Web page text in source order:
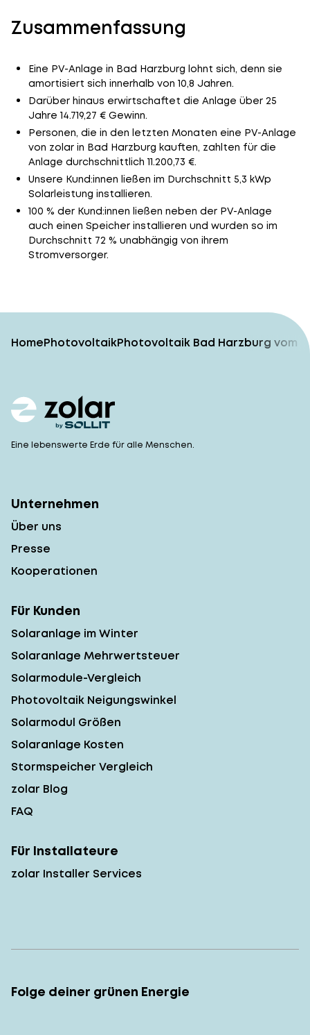
Zusammenfassung
Eine PV-Anlage in Bad Harzburg lohnt sich, denn sie
amortisiert sich innerhalb von 10,8 Jahren.
Darüber hinaus erwirtschaftet die Anlage über 25
Jahre 14.719,27 € Gewinn.
Personen, die in den letzten Monaten eine PV-Anlage
von zolar in Bad Harzburg kauften, zahlten für die
Anlage durchschnittlich 11.200,73 €.
Unsere Kund:innen ließen im Durchschnitt 5,3 kWp
Solarleistung installieren.
100 % der Kund:innen ließen neben der PV-Anlage
auch einen Speicher installieren und wurden so im
Durchschnitt 72 % unabhängig von ihrem
Stromversorger.
HomePhotovoltaikPhotovoltaik Bad Harzburg vom
Eine lebenswerte Erde für alle Menschen.
Unternehmen
Über uns
Presse
Kooperationen
Für Kunden
Solaranlage im Winter
Solaranlage Mehrwertsteuer
Solarmodule-Vergleich
Photovoltaik Neigungswinkel
Solarmodul Größen
Solaranlage Kosten
Stormspeicher Vergleich
zolar Blog
FAQ
Für Installateure
zolar Installer Services
Folge deiner grünen Energie